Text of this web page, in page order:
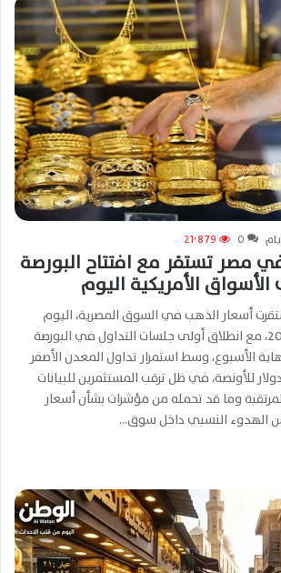
0 21٬879
مصر تستقر مع افتتاح البورصة
الأسواق الأمريكية اليوم
أسعار الذهب في السوق المصرية، اليوم
الإثنين 3 أغسطس 2026، مع انطلاق أولى جلسات التداول في البورصة
الأسبوع، وسط استمرار تداول المعدن الأصفر
فوق مستوى 4000 دولار للأونصة، في ظل ترقب المستثمرين للبيانات
المرتقبة وما قد تحمله من مؤشرات بشأن أسعار
الهدوء النسبي داخل سوق…